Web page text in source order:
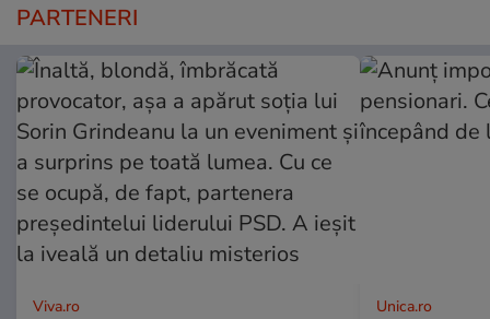
PARTENERI
Viva.ro Unica.ro